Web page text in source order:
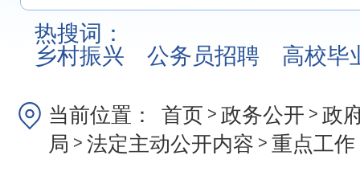
热搜词：
乡村振兴
公务员招聘 高校毕
当前位置： 首页 > 政务公开 > 政
局 > 法定主动公开内容 > 重点工作